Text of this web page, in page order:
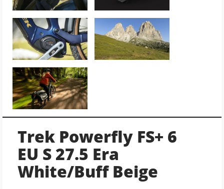
Trek Powerfly FS+ 6
EU S 27.5 Era
White/Buff Beige